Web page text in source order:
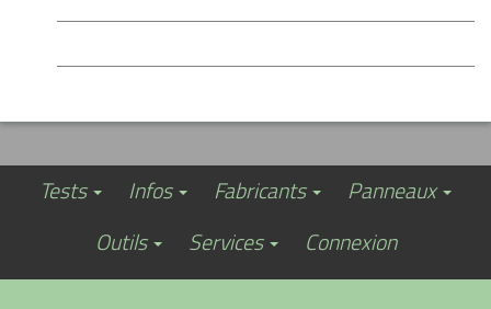
Tests Infos Fabricants
Panneaux
Outils
Services Connexion